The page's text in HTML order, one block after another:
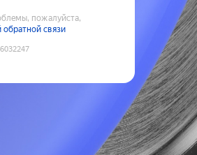
пожалуйста,
связи